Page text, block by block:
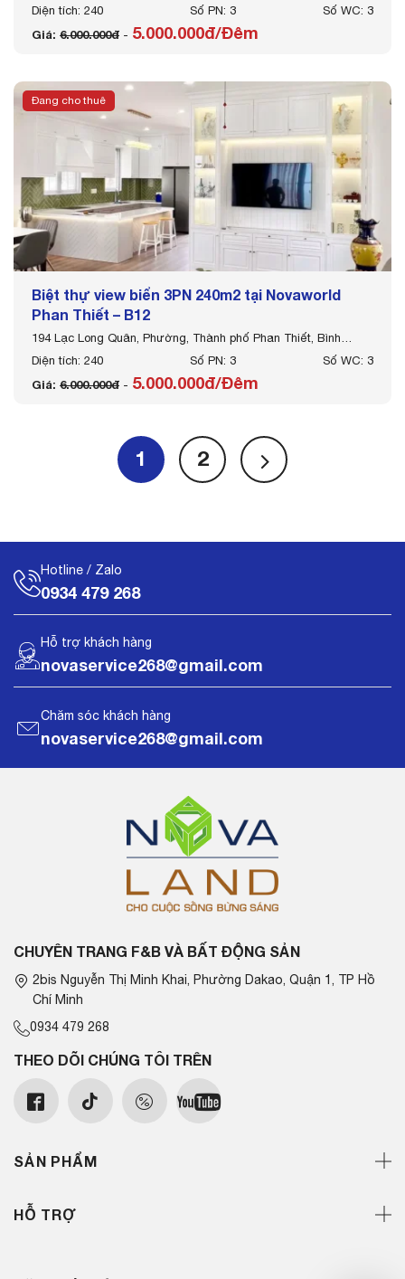
Diện tích: 240
Số PN: 3 Số WC: 3
Giá: 6.000.000đ - 5.000.000đ/Đêm
Đang cho thuê
Biệt thự view biển 3PN 240m2 tại Novaworld
Phan Thiết – B12
194 Lạc Long Quân, Phường, Thành phố Phan Thiết, Bình
Thuận
Diện tích: 240 Số PN: 3 Số WC: 3
Giá: 6.000.000đ - 5.000.000đ/Đêm
1 2
Hotline / Zalo
0934 479 268
Hỗ trợ khách hàng
novaservice268@gmail.com
Chăm sóc khách hàng
novaservice268@gmail.com
CHUYÊN TRANG F&B VÀ BẤT ĐỘNG SẢN
2bis Nguyễn Thị Minh Khai, Phường Dakao, Quận 1, TP Hồ
Chí Minh
0934 479 268
THEO DÕI CHÚNG TÔI TRÊN
SẢN PHẨM
HỖ TRỢ